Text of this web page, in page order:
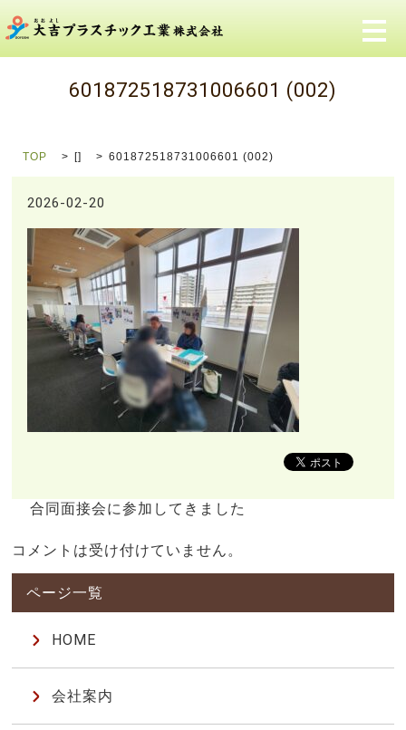
メ
601872518731006601 (002)
TOP [] 601872518731006601 (002)
2026-02-20
合同面接会に参加してきました
コメントは受け付けていません。
HOME
会社案内